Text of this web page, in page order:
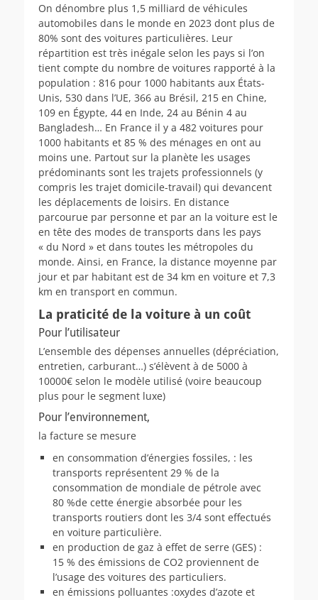
On dénombre plus 1,5 milliard de véhicules
automobiles dans le monde en 2023 dont plus de
80% sont des voitures particulières. Leur
répartition est très inégale selon les pays si l’on
tient compte du nombre de voitures rapporté à la
population : 816 pour 1000 habitants aux États-
Unis, 530 dans l’UE, 366 au Brésil, 215 en Chine,
109 en Égypte, 44 en Inde, 24 au Bénin 4 au
Bangladesh… En France il y a 482 voitures pour
1000 habitants et 85 % des ménages en ont au
moins une. Partout sur la planète les usages
prédominants sont les trajets professionnels (y
compris les trajet domicile-travail) qui devancent
les déplacements de loisirs. En distance
parcourue par personne et par an la voiture est le
en tête des modes de transports dans les pays
« du Nord » et dans toutes les métropoles du
monde. Ainsi, en France, la distance moyenne par
jour et par habitant est de 34 km en voiture et 7,3
km en transport en commun.
La praticité de la voiture à un coût
Pour l’utilisateur
L’ensemble des dépenses annuelles (dépréciation,
entretien, carburant…) s’élèvent à de 5000 à
10000€ selon le modèle utilisé (voire beaucoup
plus pour le segment luxe)
Pour l’environnement,
la facture se mesure
en consommation d’énergies fossiles, : les
transports représentent 29 % de la
consommation de mondiale de pétrole avec
80 %de cette énergie absorbée pour les
transports routiers dont les 3/4 sont effectués
en voiture particulière.
en production de gaz à effet de serre (GES) :
15 % des émissions de CO2 proviennent de
l’usage des voitures des particuliers.
en émissions polluantes :oxydes d’azote et